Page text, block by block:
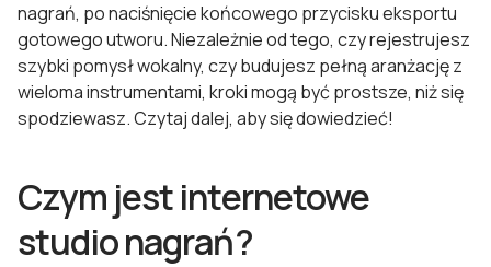
nagrań, po naciśnięcie końcowego przycisku eksportu
gotowego utworu. Niezależnie od tego, czy rejestrujesz
szybki pomysł wokalny, czy budujesz pełną aranżację z
wieloma instrumentami, kroki mogą być prostsze, niż się
spodziewasz. Czytaj dalej, aby się dowiedzieć!
Czym jest internetowe
studio nagrań?